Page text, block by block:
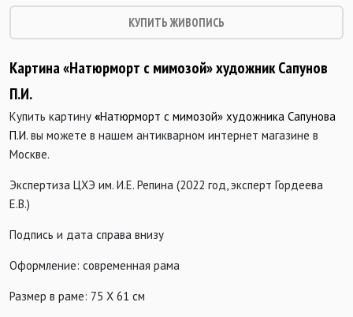
КУПИТЬ ЖИВОПИСЬ
Картина «Натюрморт с мимозой» художник Сапунов
П.И.
Купить картину «Натюрморт с мимозой» художника Сапунова
П.И. вы можете в нашем антикварном интернет магазине в
Москве.
Экспертиза ЦХЭ им. И.Е. Репина (2022 год, эксперт Гордеева
Е.В.)
Подпись и дата справа внизу
Оформление: современная рама
Размер в раме: 75 Х 61 см